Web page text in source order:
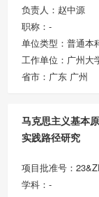
负责人：赵中源
职称：-
单位类型：普通本
工作单位：广州大
省市：广东 广州
马克思主义基本
实践路径研究
项目批准号：
学科：-